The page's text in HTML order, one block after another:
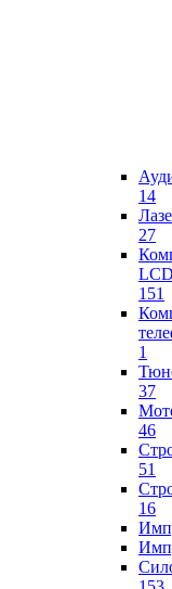
14
27
151
1
37
46
51
16